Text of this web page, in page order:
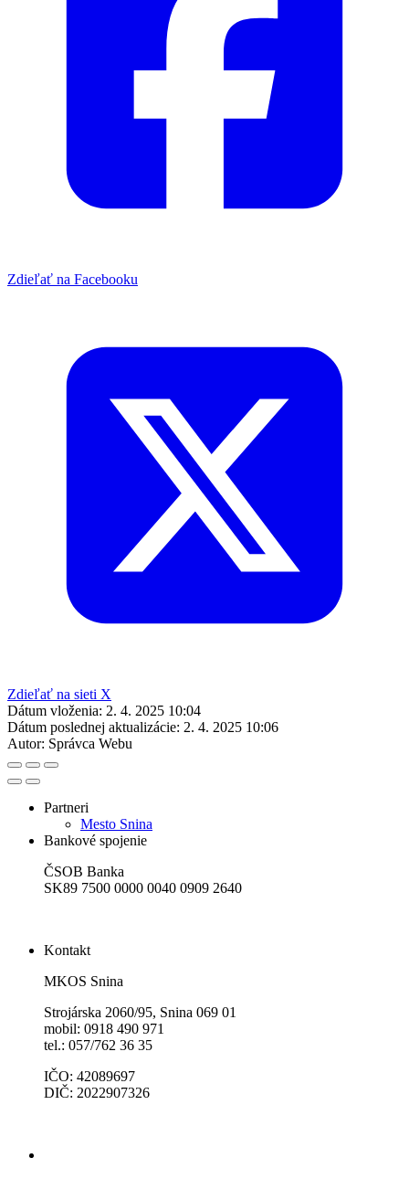
Zdieľať na Facebooku
Zdieľať na sieti X
Dátum vloženia: 2. 4. 2025 10:04
Dátum poslednej aktualizácie: 2. 4. 2025 10:06
Autor: Správca Webu
Partneri
Mesto Snina
Bankové spojenie
ČSOB Banka
SK89 7500 0000 0040 0909 2640
Kontakt
MKOS Snina
Strojárska 2060/95, Snina 069 01
mobil: 0918 490 971
tel.: 057/762 36 35
IČO: 42089697
DIČ: 2022907326